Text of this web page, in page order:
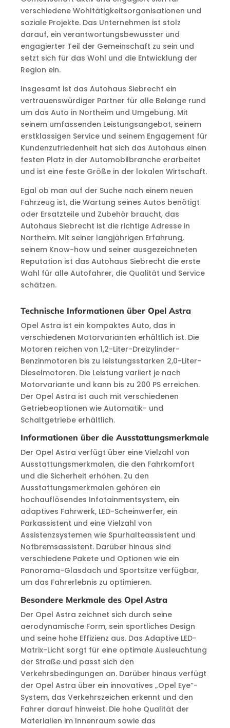
verschiedene Wohltätigkeitsorganisationen und
soziale Projekte. Das Unternehmen ist stolz
darauf, ein verantwortungsbewusster und
engagierter Teil der Gemeinschaft zu sein und
setzt sich für das Wohl und die Entwicklung der
Region ein.
Insgesamt ist das Autohaus Siebrecht ein
vertrauenswürdiger Partner für alle Belange rund
um das Auto in Northeim und Umgebung. Mit
seinem umfassenden Leistungsangebot, seinem
erstklassigen Service und seinem Engagement für
Kundenzufriedenheit hat sich das Autohaus einen
festen Platz in der Automobilbranche erarbeitet
und ist eine feste Größe in der lokalen Wirtschaft.
Egal ob man auf der Suche nach einem neuen
Fahrzeug ist, die Wartung seines Autos benötigt
oder Ersatzteile und Zubehör braucht, das
Autohaus Siebrecht ist die richtige Adresse in
Northeim. Mit seiner langjährigen Erfahrung,
seinem Know-how und seiner ausgezeichneten
Reputation ist das Autohaus Siebrecht die erste
Wahl für alle Autofahrer, die Qualität und Service
schätzen.
Technische Informationen über Opel Astra
Opel Astra ist ein kompaktes Auto, das in
verschiedenen Motorvarianten erhältlich ist. Die
Motoren reichen von 1,2-Liter-Dreizylinder-
Benzinmotoren bis zu leistungsstarken 2,0-Liter-
Dieselmotoren. Die Leistung variiert je nach
Motorvariante und kann bis zu 200 PS erreichen.
Der Opel Astra ist auch mit verschiedenen
Getriebeoptionen wie Automatik- und
Schaltgetriebe erhältlich.
Informationen über die Ausstattungsmerkmale
Der Opel Astra verfügt über eine Vielzahl von
Ausstattungsmerkmalen, die den Fahrkomfort
und die Sicherheit erhöhen. Zu den
Ausstattungsmerkmalen gehören ein
hochauflösendes Infotainmentsystem, ein
adaptives Fahrwerk, LED-Scheinwerfer, ein
Parkassistent und eine Vielzahl von
Assistenzsystemen wie Spurhalteassistent und
Notbremsassistent. Darüber hinaus sind
verschiedene Pakete und Optionen wie ein
Panorama-Glasdach und Sportsitze verfügbar,
um das Fahrerlebnis zu optimieren.
Besondere Merkmale des Opel Astra
Der Opel Astra zeichnet sich durch seine
aerodynamische Form, sein sportliches Design
und seine hohe Effizienz aus. Das Adaptive LED-
Matrix-Licht sorgt für eine optimale Ausleuchtung
der Straße und passt sich den
Verkehrsbedingungen an. Darüber hinaus verfügt
der Opel Astra über ein innovatives „Opel Eye“-
System, das Verkehrszeichen erkennt und den
Fahrer darauf hinweist. Die hohe Qualität der
Materialien im Innenraum sowie das